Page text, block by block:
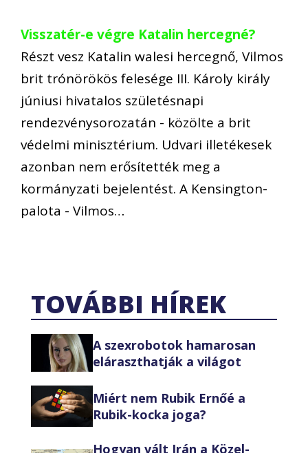
Visszatér-e végre Katalin hercegné?
Részt vesz Katalin walesi hercegnő, Vilmos
brit trónörökös felesége III. Károly király
júniusi hivatalos születésnapi
rendezvénysorozatán - közölte a brit
védelmi minisztérium. Udvari illetékesek
azonban nem erősítették meg a
kormányzati bejelentést. A Kensington-
palota - Vilmos…
TOVÁBBI HÍREK
A szexrobotok hamarosan
eláraszthatják a világot
Miért nem Rubik Ernőé a
Rubik-kocka joga?
Hogyan vált Irán a Közel-